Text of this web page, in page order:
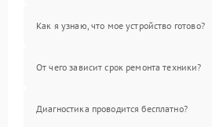
Как я узнаю, что мое устройство готово?
От чего зависит срок ремонта техники?
Диагностика проводится бесплатно?